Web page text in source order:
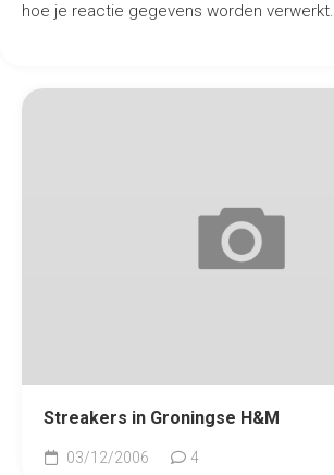
hoe je reactie gegevens worden verwerkt.
Streakers in Groningse H&M
03/12/2006 4